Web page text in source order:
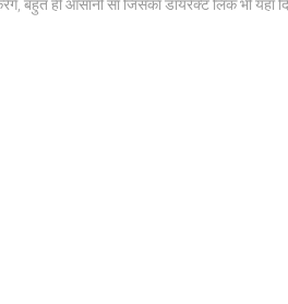
बहुत ही आसानी सा जिसका डायरेक्ट लिंक भी यहाँ